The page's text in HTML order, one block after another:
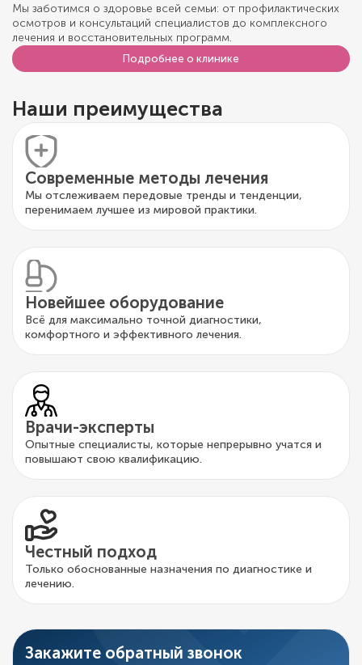
Мы заботимся о здоровье всей семьи: от профилактических
осмотров и консультаций специалистов до комплексного
лечения и восстановительных программ.
Подробнее о клинике
Наши преимущества
Современные методы лечения
Мы отслеживаем передовые тренды и тенденции,
перенимаем лучшее из мировой практики.
Новейшее оборудование
Всё для максимально точной диагностики,
комфортного и эффективного лечения.
Врачи-эксперты
Опытные специалисты, которые непрерывно учатся и
повышают свою квалификацию.
Честный подход
Только обоснованные назначения по диагностике и
лечению.
Закажите обратный звонок